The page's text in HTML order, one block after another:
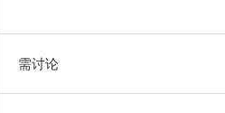
需讨论